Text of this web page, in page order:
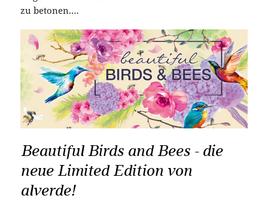
zu betonen.…
Beautiful Birds and Bees - die
neue Limited Edition von
alverde!